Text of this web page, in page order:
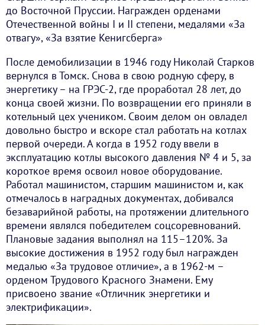
до Восточной Пруссии. Награжден орденами
Отечественной войны I и II степени, медалями «За
отвагу», «За взятие Кенигсберга»
После демобилизации в 1946 году Николай Старков
вернулся в Томск. Снова в свою родную сферу, в
энергетику – на ГРЭС-2, где проработал 28 лет, до
конца своей жизни. По возвращении его приняли в
котельный цех учеником. Своим делом он овладел
довольно быстро и вскоре стал работать на котлах
первой очереди. А когда в 1952 году ввели в
эксплуатацию котлы высокого давления № 4 и 5, за
короткое время освоил новое оборудование.
Работал машинистом, старшим машинистом и, как
отмечалось в наградных документах, добивался
безаварийной работы, на протяжении длительного
времени являлся победителем соцсоревнований.
Плановые задания выполнял на 115–120%. За
высокие достижения в 1952 году был награжден
медалью «За трудовое отличие», а в 1962-м –
орденом Трудового Красного Знамени. Ему
присвоено звание «Отличник энергетики и
электрификации».